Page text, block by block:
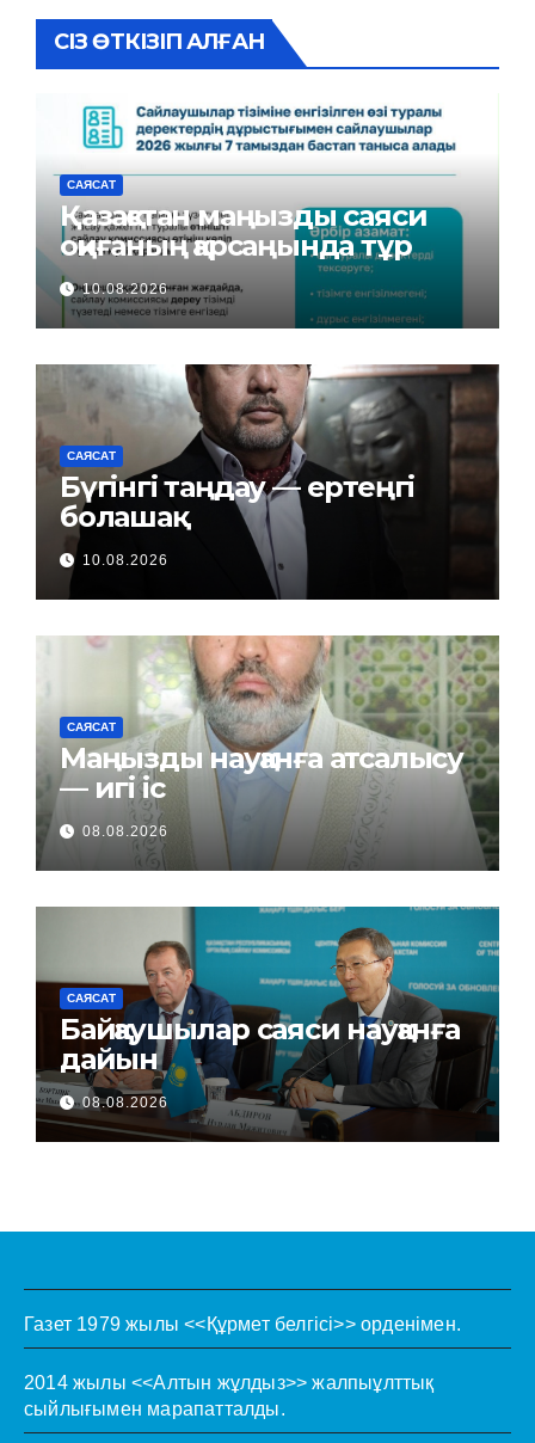
СІЗ ӨТКІЗІП АЛҒАН
САЯСАТ
Қазақстан маңызды саяси
оқиғаның қарсаңында тұр
10.08.2026
САЯСАТ
Бүгінгі таңдау — ертеңгі
болашақ
10.08.2026
САЯСАТ
Маңызды науқанға атсалысу
— игі іс
08.08.2026
САЯСАТ
Байқаушылар саяси науқанға
дайын
08.08.2026
Газет 1979 жылы <<Құрмет белгісі>> орденімен.
2014 жылы <<Алтын жұлдыз>> жалпыұлттық
сыйлығымен марапатталды.